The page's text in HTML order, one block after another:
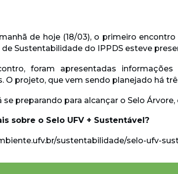
de hoje (18/03), o primeiro
Sustentabilidade do IPPDS esteve
foram apresentadas
O projeto, que vem sendo planejado há
se preparando para alcançar o Selo
sobre o Selo UFV + Sustentável?
sustentabilidade/selo-ufv-